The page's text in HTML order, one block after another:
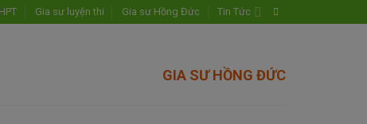
Gia sư luyện thi Gia sư Hồng Đức Tin Tức
GIA SƯ HỒNG ĐỨC